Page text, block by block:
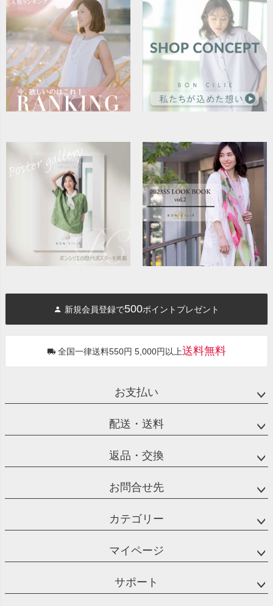
新規会員登録で500ポイントプレゼント
全国一律送料550円 5,000円以上送料無料
お支払い
配送・送料
返品・交換
お問合せ先
カテゴリー
マイページ
サポート